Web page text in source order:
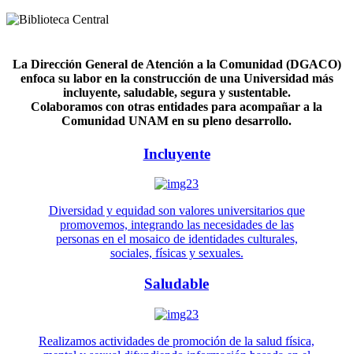
La Dirección General de Atención a la Comunidad (DGACO)
enfoca su labor en la construcción de una Universidad más
incluyente, saludable, segura y sustentable.
Colaboramos con otras entidades para acompañar a la
Comunidad UNAM en su pleno desarrollo.
Incluyente
Diversidad y equidad son valores universitarios que
promovemos, integrando las necesidades de las
personas en el mosaico de identidades culturales,
sociales, físicas y sexuales.
Saludable
Realizamos actividades de promoción de la salud física,